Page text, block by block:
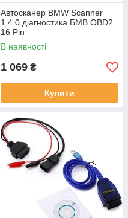
Автосканер BMW Scanner
1.4.0 діагностика БМВ OBD2
16 Pin
В наявності
1 069 ₴
Купити